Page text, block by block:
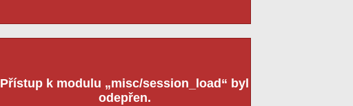
Přístup k modulu „misc/session_load“ byl
odepřen.